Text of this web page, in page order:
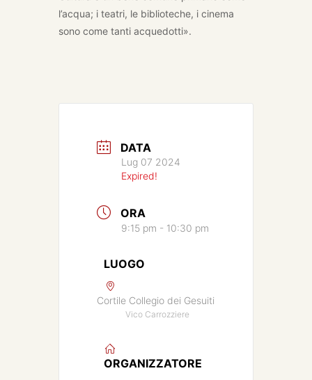
l’acqua; i teatri, le biblioteche, i cinema
sono come tanti acquedotti».
DATA
Lug 07 2024
Expired!
ORA
9:15 pm - 10:30 pm
LUOGO
Cortile Collegio dei Gesuiti
Vico Carrozziere
ORGANIZZATORE